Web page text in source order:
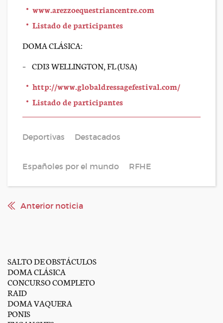
www.arezzoequestriancentre.com
Listado de participantes
DOMA CLÁSICA:
– CDI3 WELLINGTON, FL (USA)
http://www.globaldressagefestival.com/
Listado de participantes
Deportivas Destacados
Españoles por el mundo RFHE
Anterior noticia
SALTO DE OBSTÁCULOS
DOMA CLÁSICA
CONCURSO COMPLETO
RAID
DOMA VAQUERA
PONIS